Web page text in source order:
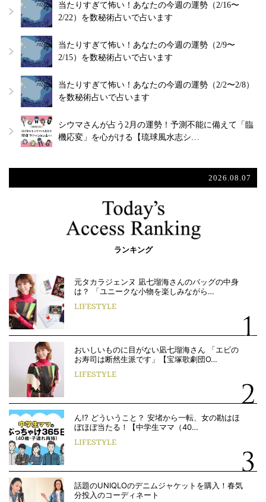
当たりすぎて怖い！あなたの今週の運勢（2/16〜
2/22）を数秘術占いで占います
当たりすぎて怖い！あなたの今週の運勢（2/9〜
2/15）を数秘術占いで占います
当たりすぎて怖い！あなたの今週の運勢（2/2〜2/8）
を数秘術占いで占います
シウマさんが占う2月の運勢！予測不能に備えて「臨
機応変」を心がける【琉球風水志シ…
2026.08.07
ランキング
元タカラジェンヌ 凪七瑠海さんのバッグの中身
は？ 「ユニークな小物を楽しみながら…
LIFESTYLE
おいしいものに目がない凪七瑠海さん 「エビの
お寿司は断然生派です」【宝塚歌劇団O…
LIFESTYLE
ん!? どういうこと？ 安堵から一転、女の勘はほ
ぼほぼ当たる！【中学生ママ（40…
LIFESTYLE
話題のUNIQLOのデニムジャケットを購入！春気
分投入のコーディネート